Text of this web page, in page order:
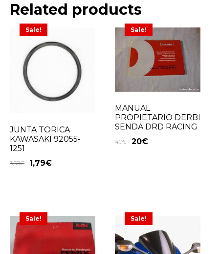
Related products
Sale!
JUNTA TORICA
KAWASAKI 92055-
1251
3,58€ 1,79€
Sale!
MANUAL
PROPIETARIO DERBI
SENDA DRD RACING
40€ 20€
Sale! Sale!